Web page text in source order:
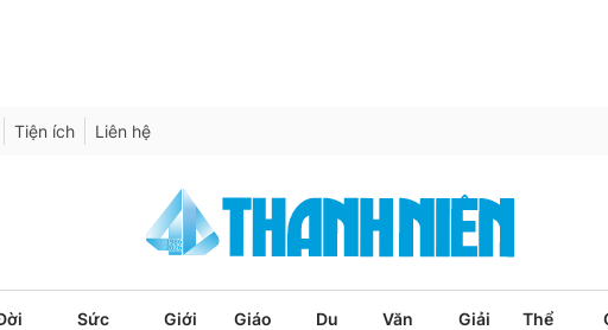
Tiện ích Liên hệ
Sức
Giới
Giáo
Du
Văn
Giải
Thể